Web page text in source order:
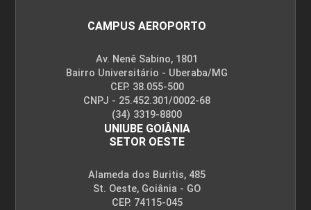
CAMPUS AEROPORTO
Av. Nenê Sabino, 1801
Bairro Universitário - Uberaba/MG
CEP. 38.055-500
CNPJ - 25.452.301/0002-68
(34) 3319-8800
UNIUBE GOIÂNIA
SETOR OESTE
Alameda dos Buritis, 485
St. Oeste, Goiânia - GO
CEP. 74115-045